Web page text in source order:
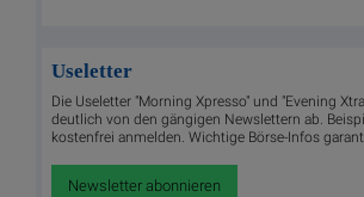
Useletter
Die Useletter "Morning Xpresso" und "Evening
deutlich von den gängigen Newslettern ab.
kostenfrei anmelden. Wichtige Börse-Infos
Newsletter abonnieren